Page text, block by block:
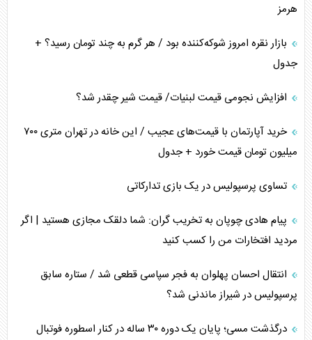
هرمز
بازار نقره امروز شوکه‌کننده بود / هر گرم به چند تومان رسید؟ +
جدول
افزایش نجومی قیمت لبنیات/ قیمت شیر چقدر شد؟
خرید آپارتمان با قیمت‌های عجیب / این خانه در تهران متری ۷۰۰
میلیون تومان قیمت خورد + جدول
تساوی پرسپولیس در یک بازی تدارکاتی
پیام هادی چوپان به تخریب گران: شما دلقک مجازی هستید | اگر
مردید افتخارات من را کسب کنید
انتقال احسان پهلوان به فجر سپاسی قطعی شد / ستاره سابق
پرسپولیس در شیراز ماندنی شد؟
درگذشت مسی؛ پایان یک دوره ۳۰ ساله در کنار اسطوره فوتبال